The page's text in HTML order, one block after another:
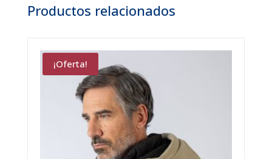
Productos relacionados
¡Oferta!